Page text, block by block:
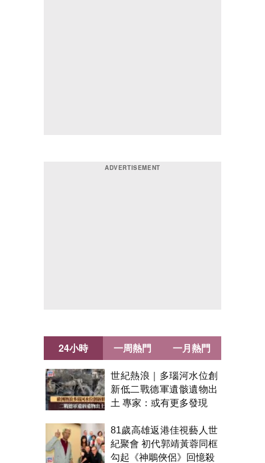
24小時
世紀熱浪｜多瑙河水位創
新低二戰德軍遺骸遺物出
土 專家：或有更多發現
81歲高雄返港佳視藝人世
紀聚會 初代郭靖黃蓉同框
勾起《神鵰俠侶》回憶殺
一周熱門 一月熱門